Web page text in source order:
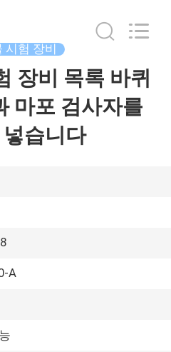
시험 장비
장비 목록 바퀴
마포 검사자를
습니다
A